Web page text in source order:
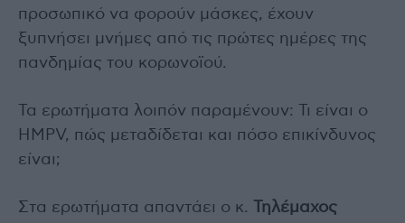
προσωπικό να φορούν μάσκες, έχουν
ξυπνήσει μνήμες από τις πρώτες ημέρες της
πανδημίας του κορωνοϊού.
Τα ερωτήματα λοιπόν παραμένουν: Τι είναι ο
HMPV, πώς μεταδίδεται και πόσο επικίνδυνος
είναι;
Στα ερωτήματα απαντάει ο κ.
Τηλέμαχος